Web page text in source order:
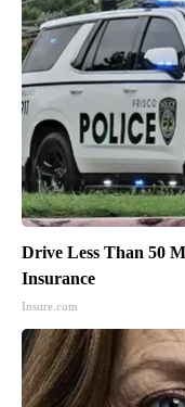
Drive Less Than 50
Insurance
Insure.com